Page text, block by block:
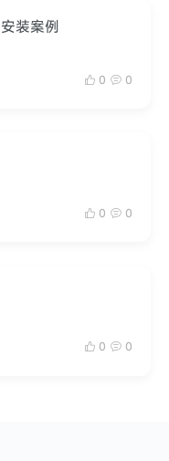
装案例
0 0
0 0
0 0